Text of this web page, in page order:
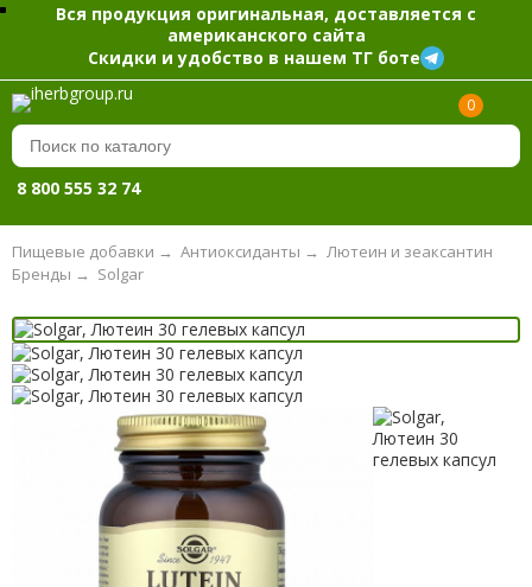
Вся продукция оригинальная, доставляется с
американского сайта
Скидки и удобство в нашем ТГ боте
0
8 800 555 32 74
Пищевые добавки → Антиоксиданты → Лютеин и зеаксантин
Solgar
Бренды →